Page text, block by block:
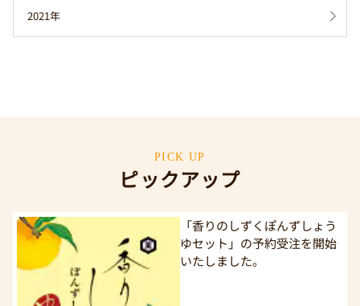
2021年
PICK UP
ピックアップ
「香りのしずくぽんずしょう
ゆセット」の予約受注を開始
いたしました。